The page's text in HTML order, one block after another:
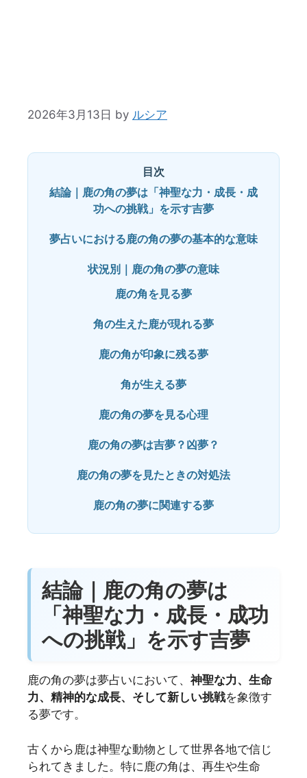
2026年3月13日 by ルシア
目次
結論｜鹿の角の夢は「神聖な力・成長・成
功への挑戦」を示す吉夢
夢占いにおける鹿の角の夢の基本的な意味
状況別｜鹿の角の夢の意味
鹿の角を見る夢
角の生えた鹿が現れる夢
鹿の角が印象に残る夢
角が生える夢
鹿の角の夢を見る心理
鹿の角の夢は吉夢？凶夢？
鹿の角の夢を見たときの対処法
鹿の角の夢に関連する夢
結論｜鹿の角の夢は
「神聖な力・成長・成功
への挑戦」を示す吉夢
鹿の角の夢は夢占いにおいて、 神聖な力、生命
力、精神的な成長、そして新しい挑戦を象徴す
る夢です。
古くから鹿は神聖な動物として世界各地で信じ
られてきました。特に鹿の角は、再生や生命